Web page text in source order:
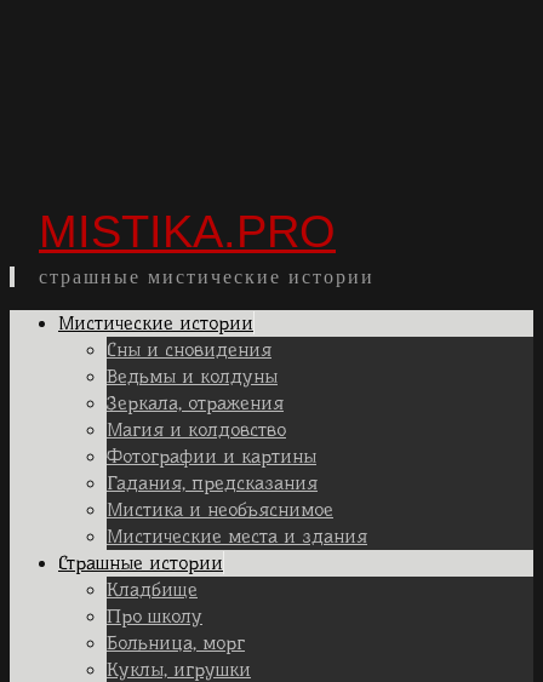
MISTIKA.PRO
страшные мистические истории
Skip
Мистические истории
Сны и сновидения
Ведьмы и колдуны
Зеркала, отражения
Магия и колдовство
Фотографии и картины
Гадания, предсказания
Мистика и необъяснимое
Мистические места и здания
Страшные истории
Кладбище
Про школу
Больница, морг
Куклы, игрушки